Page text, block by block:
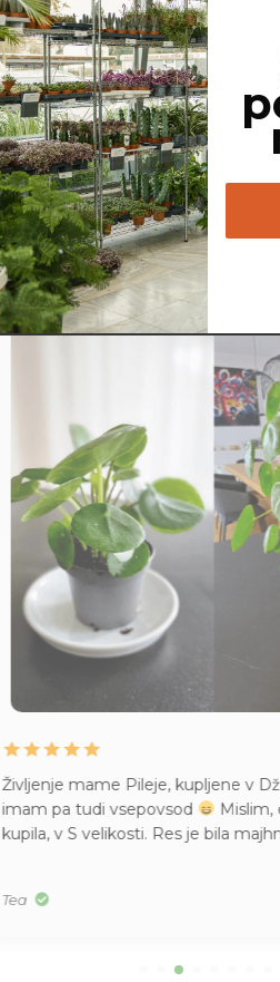
Malo - lahko me pršiš z
ali enkrat tedensko
v vodo za par minut.
Življenje mame Pileje, kupljene v
imam pa tudi vsepovsod
Mislim,
kupila, v S velikosti. Res je bila
Tea